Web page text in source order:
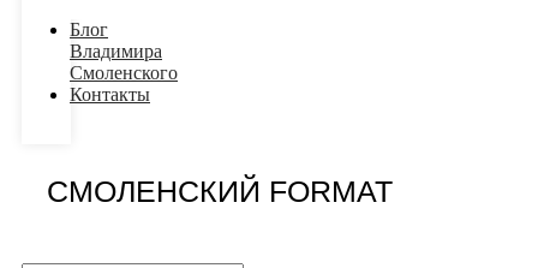
Блог
Владимира
Смоленского
Контакты
СМОЛЕНСКИЙ FORMAT